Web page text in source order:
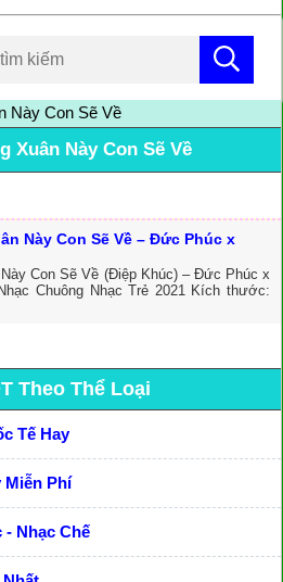
Này Con Sẽ Về
Xuân Này Con Sẽ Về
Này Con Sẽ Về – Đức Phúc x
Này Con Sẽ Về (Điệp Khúc) – Đức Phúc x
Chuông Nhạc Trẻ 2021 Kích thước:
Theo Thể Loại
Tế Hay
Miễn Phí
Nhạc Chế